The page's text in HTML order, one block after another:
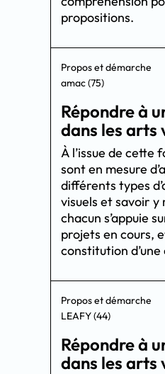
propositions.
Propos et démarche
amac (75)
Répondre à
dans les arts
À l’issue de cette
sont en mesure
différents types
visuels et savoir y
chacun s’appuie
projets en cours,
constitution
Propos et démarche
LEAFY (44)
Répondre à
dans les arts